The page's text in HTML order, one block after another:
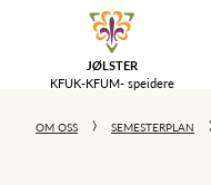
JØLSTER
KFUK-KFUM- speidere
OM OSS SEMESTERPLAN